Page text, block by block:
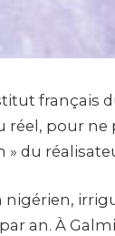
français
pour ne
du
nigérien,
an. À